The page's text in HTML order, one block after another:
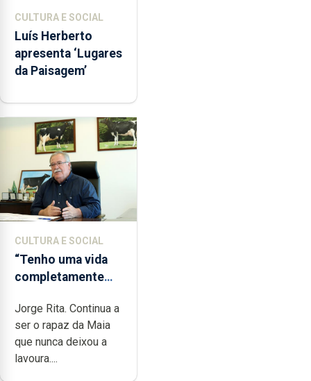
CULTURA E SOCIAL
Luís Herberto
apresenta ‘Lugares
da Paisagem’
CULTURA E SOCIAL
“Tenho uma vida
completamente
dedicação, gosto e
muita paixão”
Jorge Rita. Continua a
ser o rapaz da Maia
que nunca deixou a
lavoura....